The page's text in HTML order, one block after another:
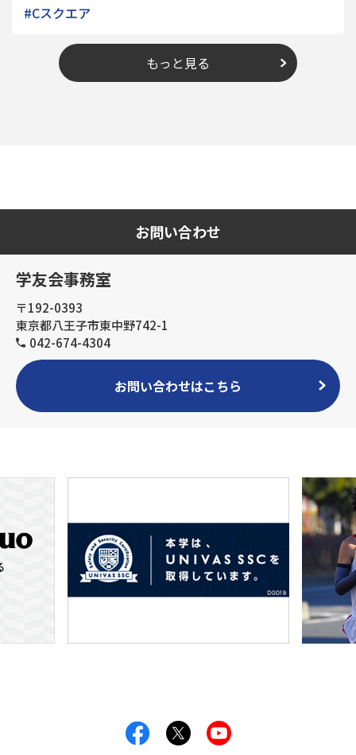
#Cスクエア
もっと見る
お問い合わせ
学友会事務室
〒192-0393
東京都八王子市東中野742-1
042-674-4304
お問い合わせはこちら